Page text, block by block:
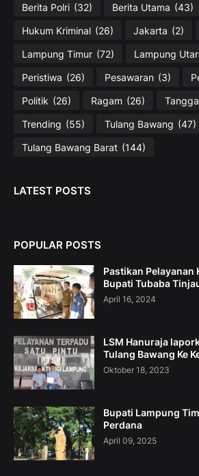
Berita Polri (32) Berita Utama (43)
Hukum Kriminal (26) Jakarta (2)
Lampung Timur (72) Lampung
Peristiwa (26) Pesawaran (3)
Politik (26) Ragam (26)
Trending (55) Tulang Bawang (47)
Tulang Bawang Barat (144)
LATEST POSTS
POPULAR POSTS
Pastikan Pelayanan
Bupati Tubaba
April 16, 2024
LSM Hanuraja
Tulang Bawang Ke
Oktober 18, 2023
Bupati Lampung
Perdana
April 09, 2025